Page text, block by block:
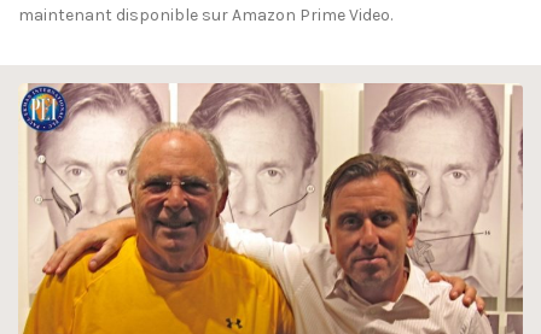
maintenant disponible sur Amazon Prime Video.